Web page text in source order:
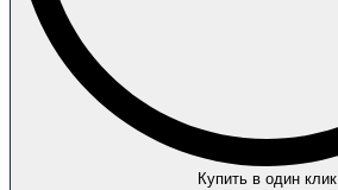
Купить в один клик